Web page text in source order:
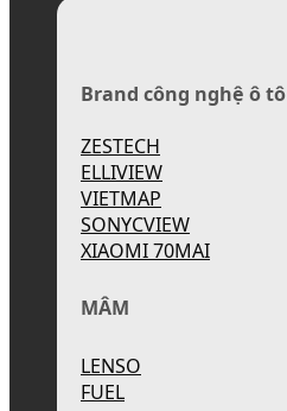
Brand công nghệ ô tô
ZESTECH
ELLIVIEW
VIETMAP
SONYCVIEW
XIAOMI 70MAI
MÂM
LENSO
FUEL